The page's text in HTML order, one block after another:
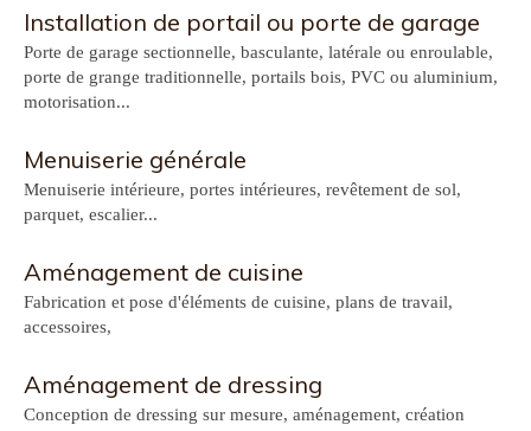
Installation de portail ou porte de garage
Porte de garage sectionnelle, basculante, latérale ou enroulable,
porte de grange traditionnelle, portails bois, PVC ou aluminium,
motorisation...
Menuiserie générale
Menuiserie intérieure, portes intérieures, revêtement de sol,
parquet, escalier...
Aménagement de cuisine
Fabrication et pose d'éléments de cuisine, plans de travail,
accessoires,
Aménagement de dressing
Conception de dressing sur mesure, aménagement, création